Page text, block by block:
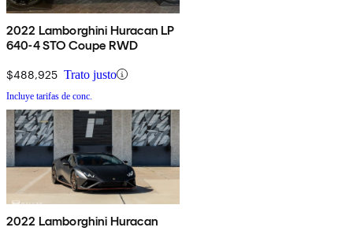
2022 Lamborghini Huracan LP
640-4 STO Coupe RWD
$488,925 Trato justo
Incluye tarifas de conc.
2022 Lamborghini Huracan